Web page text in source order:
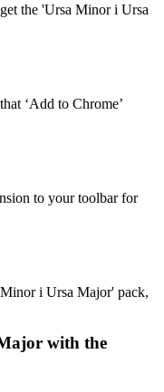
the 'Ursa Minor і Ursa
‘Add to Chrome’
to your toolbar for
і Ursa Major' pack,
with the